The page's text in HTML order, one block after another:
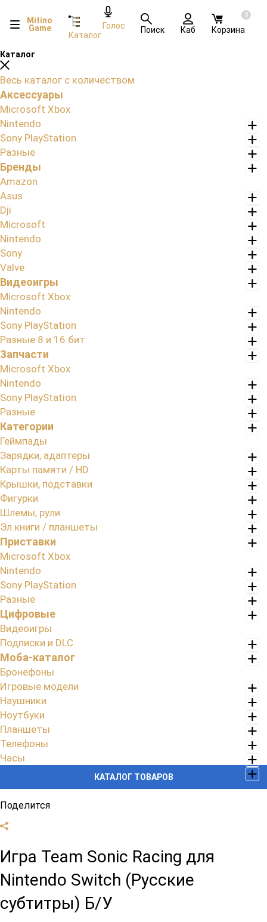
КАТАЛОГ ТОВАРОВ
Mitino
Game
Каталог
Голос Поиск Каб
0
Корзина
Каталог
Весь каталог с количеством
Аксессуары
Microsoft Xbox
Nintendo
Sony PlayStation
Разные
Бренды
Amazon
Asus
Dji
Microsoft
Nintendo
Sony
Valve
Видеоигры
Microsoft Xbox
Nintendo
Sony PlayStation
Разные 8 и 16 бит
Запчасти
Microsoft Xbox
Nintendo
Sony PlayStation
Разные
Категории
Геймпады
Зарядки, адаптеры
Карты памяти / HD
Крышки, подставки
Фигурки
Шлемы, рули
Эл.книги / планшеты
Приставки
Microsoft Xbox
Nintendo
Sony PlayStation
Разные
Цифровые
Видеоигры
Подписки и DLC
Моба-каталог
Бронефоны
Игровые модели
Наушники
Ноутбуки
Планшеты
Телефоны
Часы
Поделится
Игра Team Sonic Racing для
Nintendo Switch (Русские
субтитры) Б/У